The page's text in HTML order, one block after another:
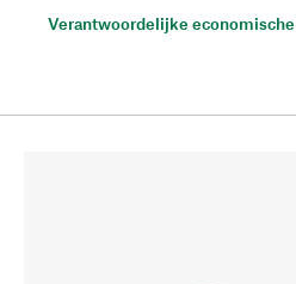
Verantwoordelijke economische